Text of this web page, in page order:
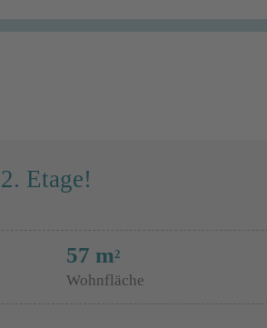
Etage!
57 m 2
Wohnfläche